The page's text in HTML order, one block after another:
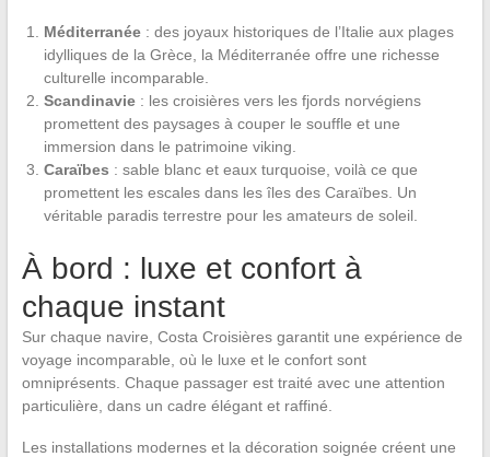
Méditerranée: des joyaux historiques de l’Italie aux plages
idylliques de la Grèce, la Méditerranée offre une richesse
culturelle incomparable.
Scandinavie: les croisières vers les fjords norvégiens
promettent des paysages à couper le souffle et une
immersion dans le patrimoine viking.
Caraïbes : sable blanc et eaux turquoise, voilà ce que
promettent les escales dans les îles des Caraïbes. Un
véritable paradis terrestre pour les amateurs de soleil.
À bord : luxe et confort à
chaque instant
Sur chaque navire, Costa Croisières garantit une expérience de
voyage incomparable, où le luxe et le confort sont
omniprésents. Chaque passager est traité avec une attention
particulière, dans un cadre élégant et raffiné.
Les installations modernes et la décoration soignée créent une